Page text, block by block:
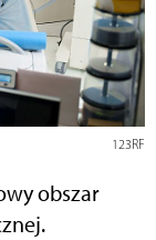
123RF
obszar